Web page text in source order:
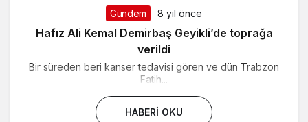
Gündem 8 yıl önce
Hafız Ali Kemal Demirbaş Geyikli’de toprağa
verildi
Bir süreden beri kanser tedavisi gören ve dün Trabzon
Fatih...
HABERI OKU